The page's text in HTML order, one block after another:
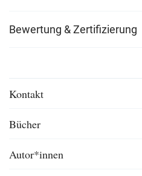
Bewertung & Zertifizierung
Kontakt
Bücher
Autor*innen